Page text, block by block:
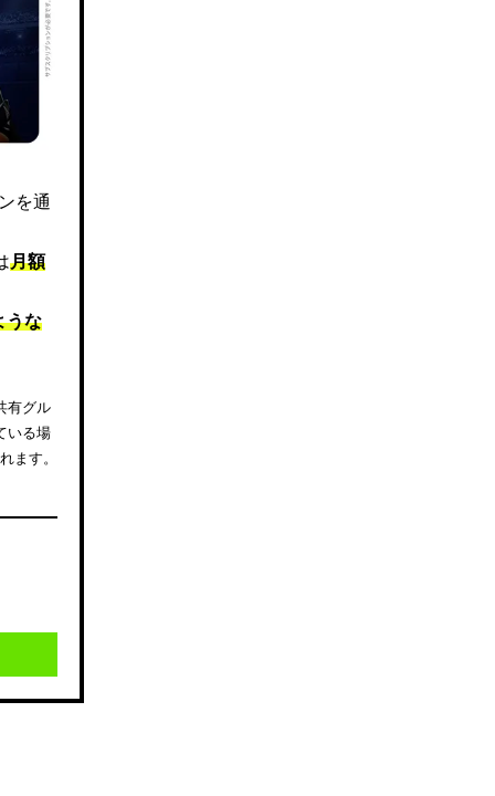
を通
月額
うな
有グル
いる場
ます。